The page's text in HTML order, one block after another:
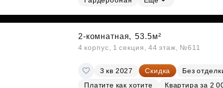
2-комнатная, 53.5м²
4 корпус, 1 секция, 44 этаж, №611
3 кв 2027 Скидка
Без
Платите как хотите
Квартира за 2